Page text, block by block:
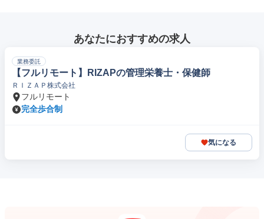
あなたにおすすめの求人
業務委託
【フルリモート】RIZAPの管理栄養士・保健師
ＲＩＺＡＰ株式会社
フルリモート
完全歩合制
気になる